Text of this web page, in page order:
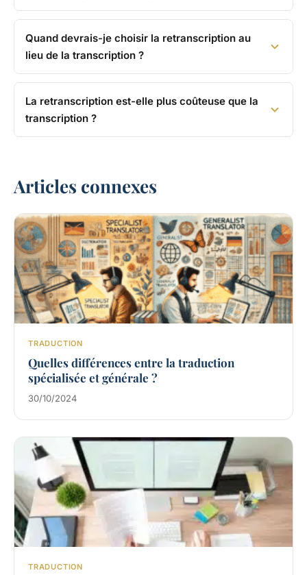
Quand devrais-je choisir la retranscription au
lieu de la transcription ?
La retranscription est-elle plus coûteuse que la
transcription ?
Articles connexes
TRADUCTION
Quelles différences entre la traduction
spécialisée et générale ?
30/10/2024
TRADUCTION